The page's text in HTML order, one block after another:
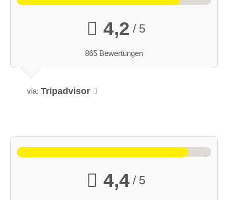
4,2 / 5
865 Bewertungen
via: Tripadvisor
4,4/ 5